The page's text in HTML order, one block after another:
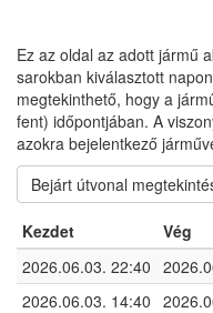
Ez az oldal az adott jármű
sarokban kiválasztott
megtekinthető, hogy a
fent) időpontjában. A
azokra bejelentkező
Bejárt útvonal
Kezdet Vég
2026.06.03. 22:40
2026.06.03. 14:40